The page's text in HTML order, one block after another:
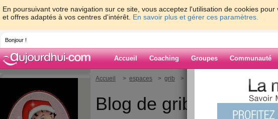
En poursuivant votre navigation sur ce site, vous acceptez l'utilisation de cookies
et offres adaptés à vos centres d'intérêt. En savoir plus et gérer ces paramètres.
Bonjour !
Accueil Coaching Groupes Communauté
Accueil > espaces > grib > gros, très gros dodo !!!
Blog de grib